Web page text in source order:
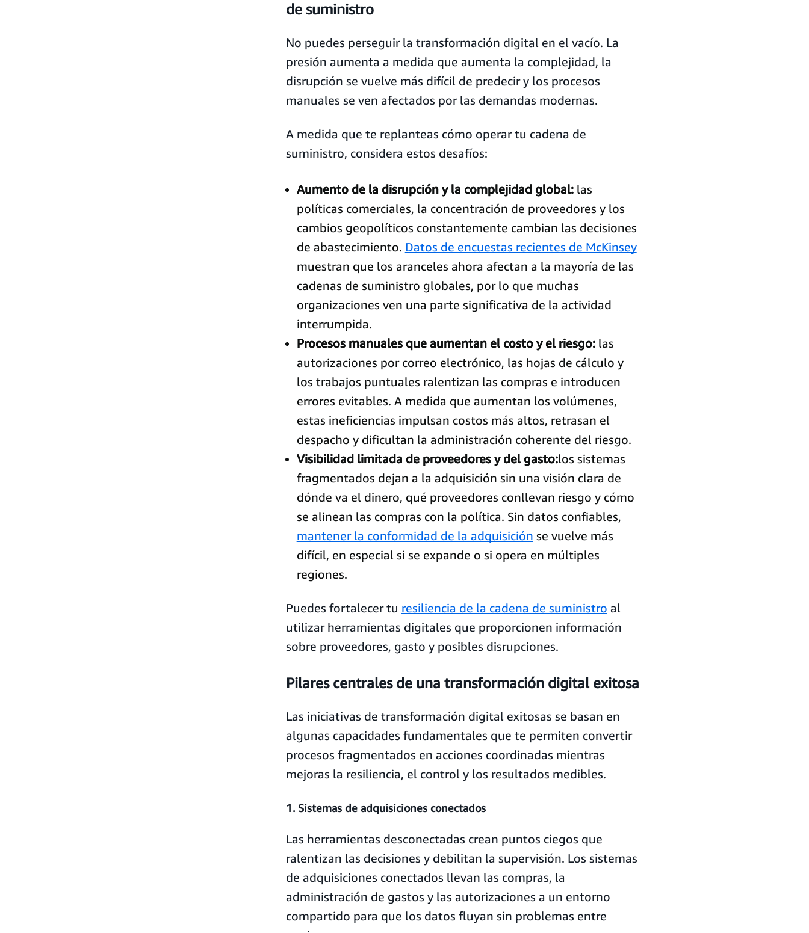
de suministro
No puedes perseguir la transformación digital en el vacío. La
presión aumenta a medida que aumenta la complejidad, la
disrupción se vuelve más difícil de predecir y los procesos
manuales se ven afectados por las demandas modernas.
A medida que te replanteas cómo operar tu cadena de
suministro, considera estos desafíos:
Aumento de la disrupción y la complejidad global:las
políticas comerciales, la concentración de proveedores y los
cambios geopolíticos constantemente cambian las decisiones
de abastecimiento. Datos de encuestas recientes de McKinsey
muestran que los aranceles ahora afectan a la mayoría de las
cadenas de suministro globales, por lo que muchas
organizaciones ven una parte significativa de la actividad
interrumpida.
Procesos manuales que aumentan el costo y el riesgo:las
autorizaciones por correo electrónico, las hojas de cálculo y
los trabajos puntuales ralentizan las compras e introducen
errores evitables. A medida que aumentan los volúmenes,
estas ineficiencias impulsan costos más altos, retrasan el
despacho y dificultan la administración coherente del riesgo.
Visibilidad limitada de proveedores y del gasto:los sistemas
fragmentados dejan a la adquisición sin una visión clara de
dónde va el dinero, qué proveedores conllevan riesgo y cómo
se alinean las compras con la política. Sin datos confiables,
mantener la conformidad de la adquisición se vuelve más
difícil, en especial si se expande o si opera en múltiples
regiones.
Puedes fortalecer tu resiliencia de la cadena de suministro al
utilizar herramientas digitales que proporcionen información
sobre proveedores, gasto y posibles disrupciones.
Pilares centrales de una transformación digital exitosa
Las iniciativas de transformación digital exitosas se basan en
algunas capacidades fundamentales que te permiten convertir
procesos fragmentados en acciones coordinadas mientras
mejoras la resiliencia, el control y los resultados medibles.
1. Sistemas de adquisiciones conectados
Las herramientas desconectadas crean puntos ciegos que
ralentizan las decisiones y debilitan la supervisión. Los sistemas
de adquisiciones conectados llevan las compras, la
administración de gastos y las autorizaciones a un entorno
compartido para que los datos fluyan sin problemas entre